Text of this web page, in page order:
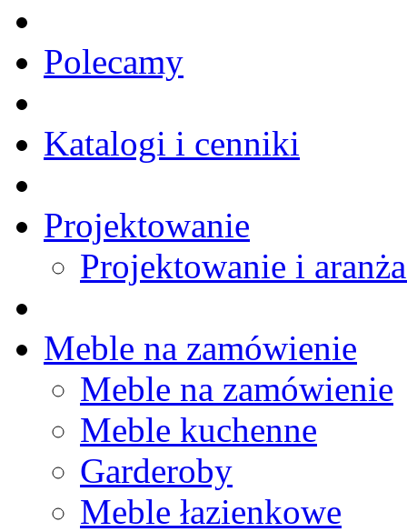
Polecamy
Katalogi i cenniki
Projektowanie
Projektowanie i
Meble na zamówienie
Meble na zamówienie
Meble kuchenne
Garderoby
Meble łazienkowe